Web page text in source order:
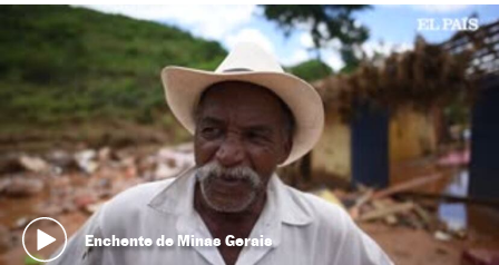
Enchente de Minas Gerais